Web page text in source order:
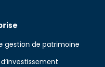
gestion de patrimoine